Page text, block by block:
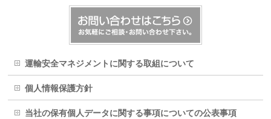
運輸安全マネジメントに関する取組について
個人情報保護方針
当社の保有個人データに関する事項についての公表事項